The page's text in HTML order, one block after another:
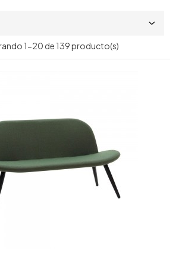
1-20 de 139 producto(s)